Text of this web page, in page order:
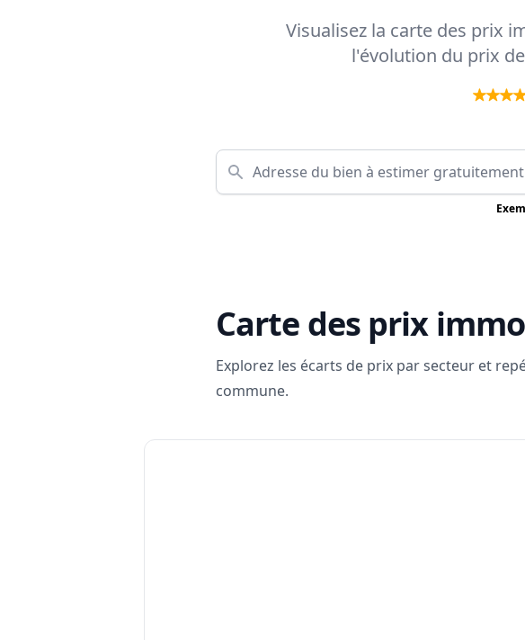
Visualisez la carte des prix
l'évolution du prix
Carte des prix
Explorez les écarts de prix par secteur et
commune.